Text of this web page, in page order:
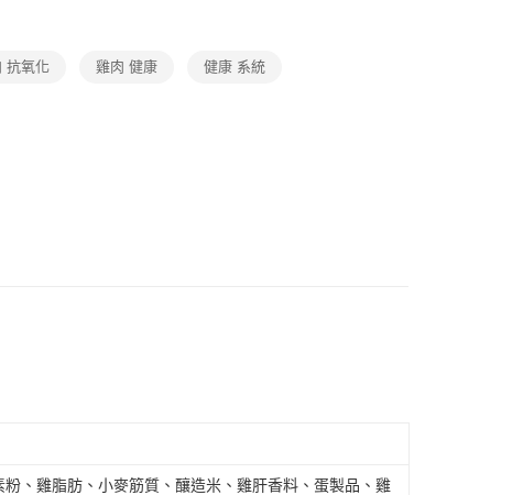
抗氧化 雞肉 健康 健康 系統
、雞脂肪、小麥筋質、釀造米、雞肝香料、蛋製品、雞